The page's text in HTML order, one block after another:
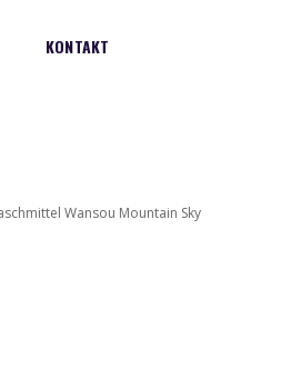
KONTAKT
Wansou Mountain Sky